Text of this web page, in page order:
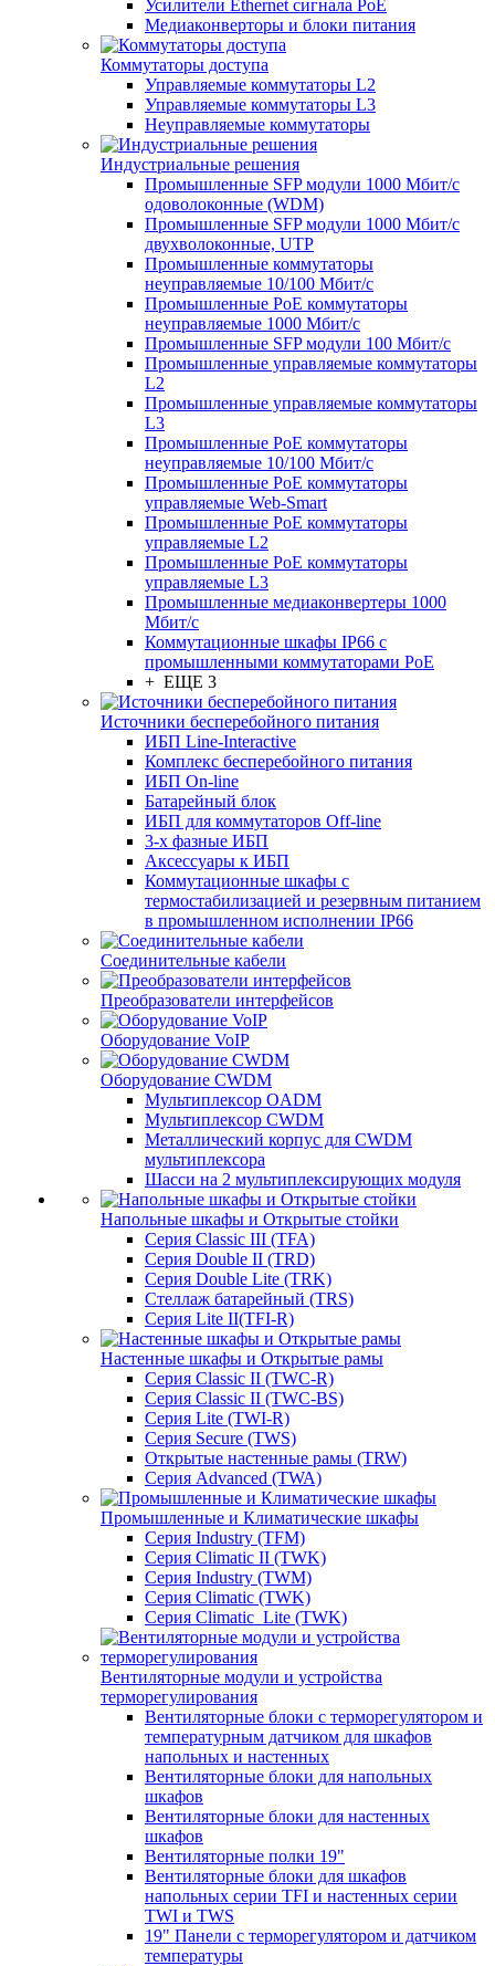
Усилители Ethernet сигнала PoE
Медиаконверторы и блоки питания
Коммутаторы доступа
Управляемые коммутаторы L2
Управляемые коммутаторы L3
Неуправляемые коммутаторы
Индустриальные решения
Промышленные SFP модули 1000 Мбит/c
одоволоконные (WDM)
Промышленные SFP модули 1000 Мбит/c
двухволоконные, UTP
Промышленные коммутаторы
неуправляемые 10/100 Мбит/с
Промышленные PoE коммутаторы
неуправляемые 1000 Мбит/с
Промышленные SFP модули 100 Мбит/c
Промышленные управляемые коммутаторы
L2
Промышленные управляемые коммутаторы
L3
Промышленные PoE коммутаторы
неуправляемые 10/100 Мбит/с
Промышленные PoE коммутаторы
управляемые Web-Smart
Промышленные PoE коммутаторы
управляемые L2
Промышленные PoE коммутаторы
управляемые L3
Промышленные медиаконвертеры 1000
Мбит/с
Коммутационные шкафы IP66 c
промышленными коммутаторами PoE
+ ЕЩЕ 3
Источники бесперебойного питания
ИБП Line-Interactive
Комплекс бесперебойного питания
ИБП On-line
Батарейный блок
ИБП для коммутаторов Off-line
3-х фазные ИБП
Аксессуары к ИБП
Коммутационные шкафы с
термостабилизацией и резервным питанием
в промышленном исполнении IP66
Соединительные кабели
Преобразователи интерфейсов
Оборудование VoIP
Оборудование CWDM
Мультиплекcор OADM
Мультиплексор CWDM
Металлический корпус для CWDM
мультиплексора
Шасси на 2 мультиплексирующих модуля
Напольные шкафы и Открытые стойки
Серия Classic III (TFA)
Серия Double II (TRD)
Серия Double Lite (TRK)
Стеллаж батарейный (TRS)
Серия Lite II(TFI-R)
Настенные шкафы и Открытые рамы
Серия Classic II (TWC-R)
Серия Classic II (TWC-BS)
Серия Lite (TWI-R)
Серия Secure (TWS)
Открытые настенные рамы (TRW)
Серия Advanced (TWA)
Промышленные и Климатические шкафы
Серия Industry (TFM)
Серия Climatic II (TWK)
Серия Industry (TWM)
Серия Climatic (TWK)
Серия Climatic_Lite (TWK)
Вентиляторные модули и устройства
терморегулирования
Вентиляторные блоки с терморегулятором и
температурным датчиком для шкафов
напольных и настенных
Вентиляторные блоки для напольных
шкафов
Вентиляторные блоки для настенных
шкафов
Вентиляторные полки 19"
Вентиляторные блоки для шкафов
напольных серии TFI и настенных серии
TWI и TWS
19" Панели с терморегулятором и датчиком
температуры